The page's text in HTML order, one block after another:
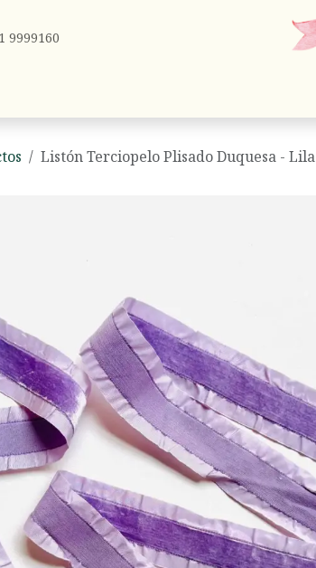
9999160
Listón Terciopelo Plisado Duquesa - Lila